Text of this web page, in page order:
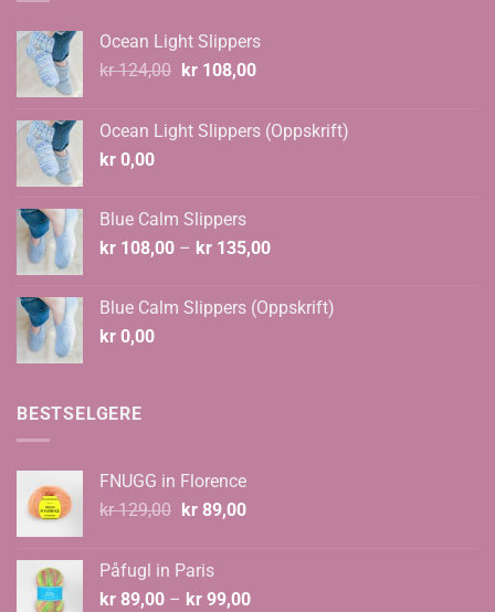
Ocean Light Slippers
kr124,00 Opprinnelig
kr 124,00.
kr108,00Nåværende
kr 108,00.
Ocean Light Slippers (Oppskrift)
kr 0,00
Blue Calm Slippers
kr 108,00 – kr 135,00Prisområde:
kr 135,00
Blue Calm Slippers (Oppskrift)
kr 0,00
BESTSELGERE
FNUGG in Florence
kr129,00 Opprinnelig
kr 129,00.
kr89,00Nåværende
Påfugl in Paris
kr 89,00 – kr 99,00Prisområde: